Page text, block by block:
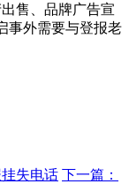
售、品牌广告宣
事外需要与登报老
失电话 下一篇：